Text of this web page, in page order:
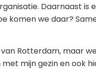
Daarnaast is
komen we daar?
Rotterdam, maar
mijn gezin en ook